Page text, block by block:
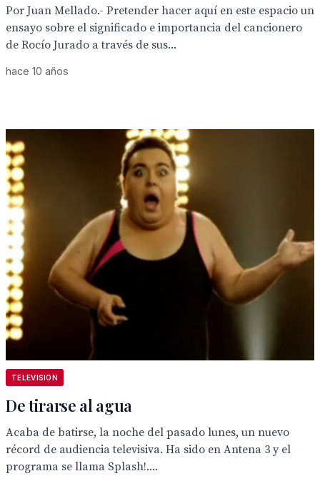
Por Juan Mellado.- Pretender hacer aquí en este espacio un
ensayo sobre el significado e importancia del cancionero
de Rocío Jurado a través de sus...
hace 10 años
TELEVISION
De tirarse al agua
Acaba de batirse, la noche del pasado lunes, un nuevo
récord de audiencia televisiva. Ha sido en Antena 3 y el
programa se llama Splash!....